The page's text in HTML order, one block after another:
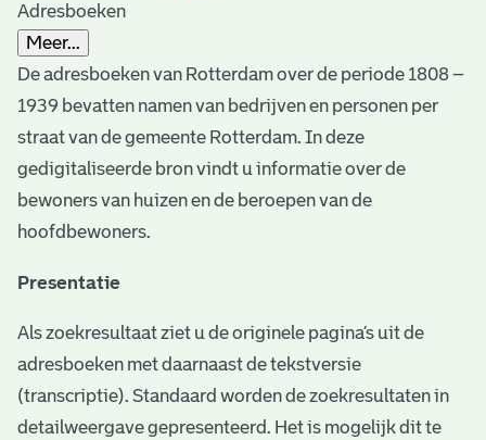
Adresboeken
Meer...
De adresboeken van Rotterdam over de periode 1808 –
1939 bevatten namen van bedrijven en personen per
straat van de gemeente Rotterdam. In deze
gedigitaliseerde bron vindt u informatie over de
bewoners van huizen en de beroepen van de
hoofdbewoners.
Presentatie
Als zoekresultaat ziet u de originele pagina’s uit de
adresboeken met daarnaast de tekstversie
(transcriptie). Standaard worden de zoekresultaten in
detailweergave gepresenteerd. Het is mogelijk dit te